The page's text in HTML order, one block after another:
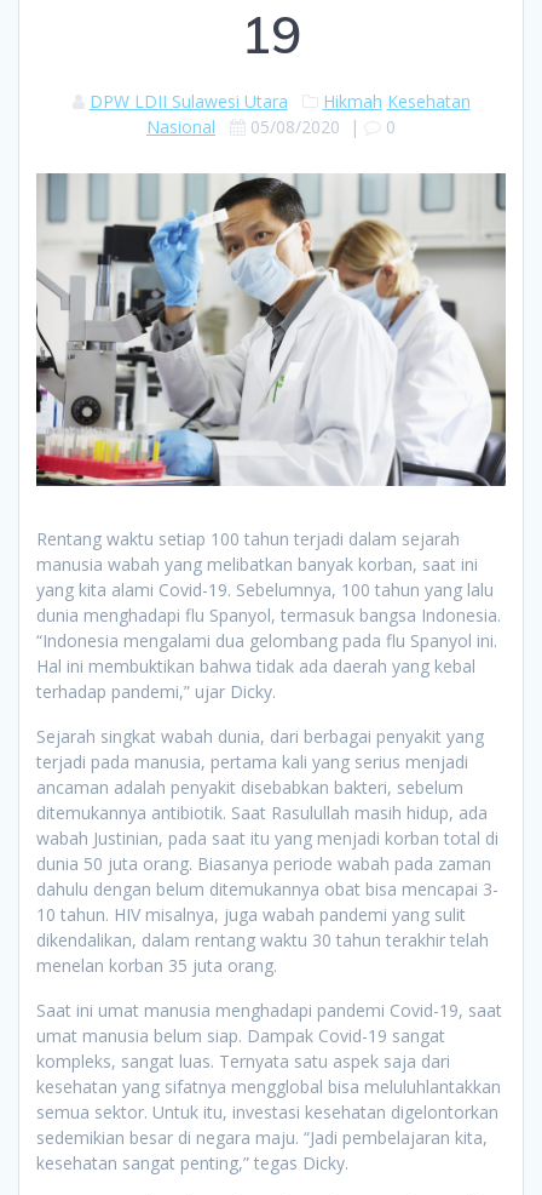
19
DPW LDII Sulawesi Utara Hikmah Kesehatan
Nasional
05/08/2020 | 0
Rentang waktu setiap 100 tahun terjadi dalam sejarah
manusia wabah yang melibatkan banyak korban, saat ini
yang kita alami Covid-19. Sebelumnya, 100 tahun yang lalu
dunia menghadapi flu Spanyol, termasuk bangsa Indonesia.
“Indonesia mengalami dua gelombang pada flu Spanyol ini.
Hal ini membuktikan bahwa tidak ada daerah yang kebal
terhadap pandemi,” ujar Dicky.
Sejarah singkat wabah dunia, dari berbagai penyakit yang
terjadi pada manusia, pertama kali yang serius menjadi
ancaman adalah penyakit disebabkan bakteri, sebelum
ditemukannya antibiotik. Saat Rasulullah masih hidup, ada
wabah Justinian, pada saat itu yang menjadi korban total di
dunia 50 juta orang. Biasanya periode wabah pada zaman
dahulu dengan belum ditemukannya obat bisa mencapai 3-
10 tahun. HIV misalnya, juga wabah pandemi yang sulit
dikendalikan, dalam rentang waktu 30 tahun terakhir telah
menelan korban 35 juta orang.
Saat ini umat manusia menghadapi pandemi Covid-19, saat
umat manusia belum siap. Dampak Covid-19 sangat
kompleks, sangat luas. Ternyata satu aspek saja dari
kesehatan yang sifatnya mengglobal bisa meluluhlantakkan
semua sektor. Untuk itu, investasi kesehatan digelontorkan
sedemikian besar di negara maju. “Jadi pembelajaran kita,
kesehatan sangat penting,” tegas Dicky.